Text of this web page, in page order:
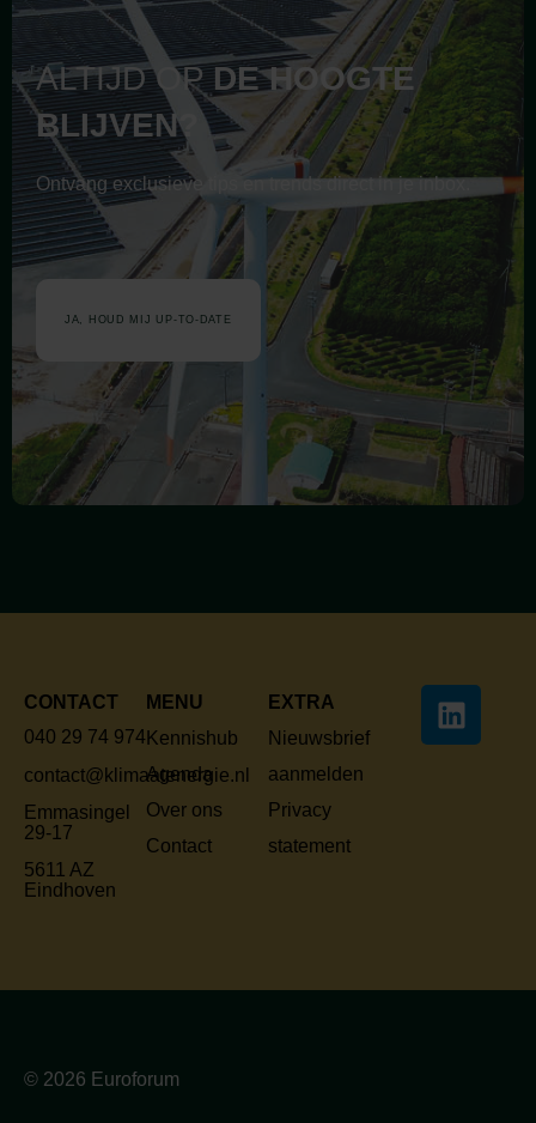
ALTIJD OPDEHOOGTE
BLIJVEN?
Ontvang exclusieve tips en trends direct in je inbox.
JA, HOUD MIJ UP-TO-DATE
CONTACT
040 29 74 974
contact@klimaatenergie.nl
Emmasingel
29-17
5611 AZ
Eindhoven
MENU
Kennishub
Agenda
Over ons
Contact
EXTRA
Nieuwsbrief
aanmelden
Privacy
statement
© 2026 Euroforum